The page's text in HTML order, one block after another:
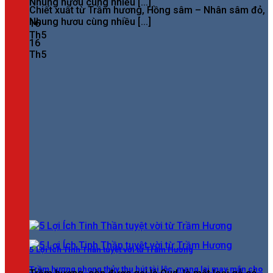
Chiết xuất từ Trầm hương, Hồng sâm – Nhân sâm đỏ,
Nhung hươu cùng nhiều [...]
16
Th5
Trầm hương phong thủy thu hút tài lộc, mang lại may mắn cho
16
Th5
5 Lợi Ích Tinh Thần tuyệt vời từ Trầm Hương